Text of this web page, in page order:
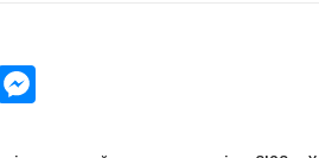
моніторингового візиту
Messenger